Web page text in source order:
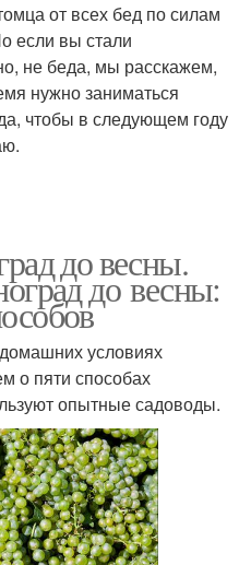
от всех бед по силам
если вы стали
не беда, мы расскажем,
нужно заниматься
чтобы в следующем году
до весны.
до весны:
условиях
о пяти способах
опытные садоводы.